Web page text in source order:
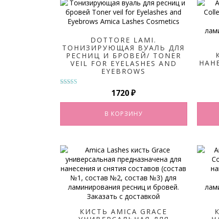
DOTTORE LAMI.
ТОНИЗИРУЮЩАЯ ВУАЛЬ ДЛЯ
РЕСНИЦ И БРОВЕЙ/ TONER
VEIL FOR EYELASHES AND
EYEBROWS
из 5
1720₽
В КОРЗИНУ
КИСТЬ AMICA GRACE